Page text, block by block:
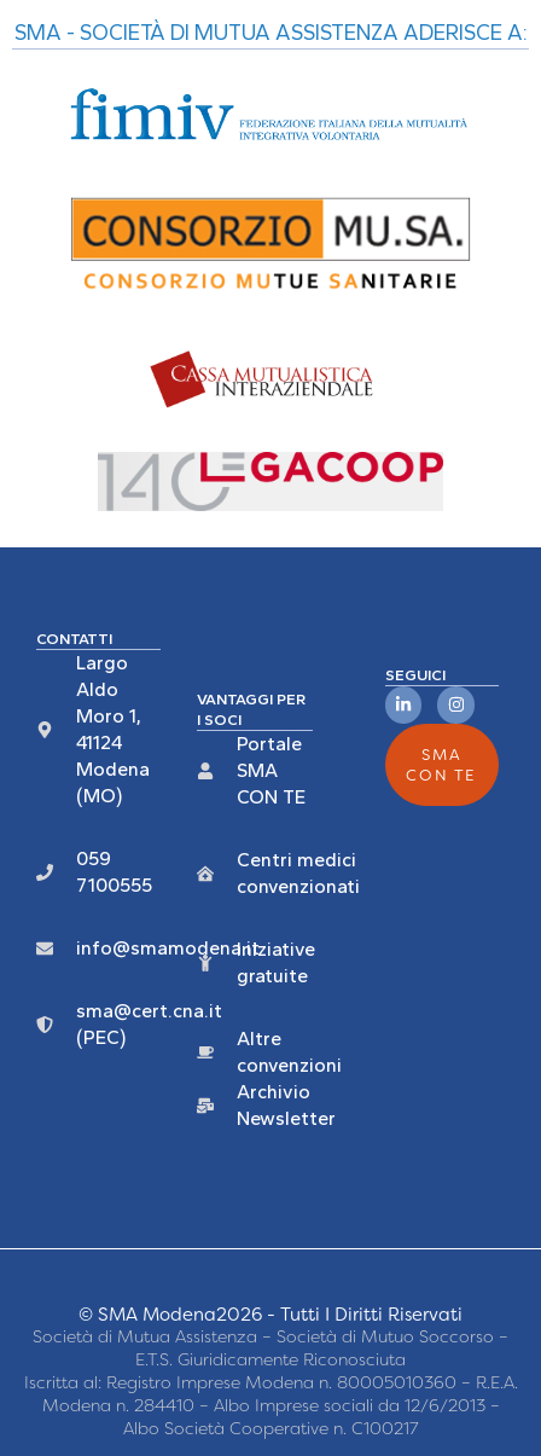
SMA - SOCIETÀ DI MUTUA ASSISTENZA ADERISCE A:
CONTATTI
Largo
Aldo
Moro 1,
41124
Modena
(MO)
059
7100555
info@smamodena.it
sma@cert.cna.it
(PEC)
VANTAGGI PER
I SOCI
Portale
SMA
CON TE
Centri medici
convenzionati
Iniziative
gratuite
Altre
convenzioni
Archivio
Newsletter
SEGUICI
SMA
CON TE
© SMA Modena2026 - Tutti I Diritti Riservati
Società di Mutua Assistenza – Società di Mutuo Soccorso –
E.T.S. Giuridicamente Riconosciuta
Iscritta al: Registro Imprese Modena n. 80005010360 – R.E.A.
Modena n. 284410 – Albo Imprese sociali da 12/6/2013 –
Albo Società Cooperative n. C100217